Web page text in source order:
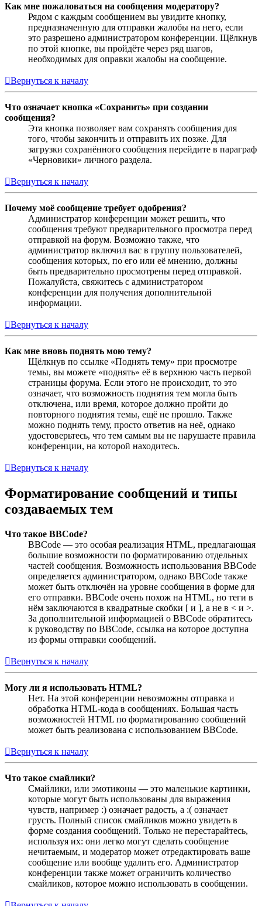
Как мне пожаловаться на сообщения модератору?
Рядом с каждым сообщением вы увидите кнопку,
предназначенную для отправки жалобы на него, если
это разрешено администратором конференции. Щёлкнув
по этой кнопке, вы пройдёте через ряд шагов,
необходимых для оправки жалобы на сообщение.
Вернуться к началу
Что означает кнопка «Сохранить» при создании
сообщения?
Эта кнопка позволяет вам сохранять сообщения для
того, чтобы закончить и отправить их позже. Для
загрузки сохранённого сообщения перейдите в параграф
«Черновики» личного раздела.
Вернуться к началу
Почему моё сообщение требует одобрения?
Администратор конференции может решить, что
сообщения требуют предварительного просмотра перед
отправкой на форум. Возможно также, что
администратор включил вас в группу пользователей,
сообщения которых, по его или её мнению, должны
быть предварительно просмотрены перед отправкой.
Пожалуйста, свяжитесь с администратором
конференции для получения дополнительной
информации.
Вернуться к началу
Как мне вновь поднять мою тему?
Щёлкнув по ссылке «Поднять тему» при просмотре
темы, вы можете «поднять» её в верхнюю часть первой
страницы форума. Если этого не происходит, то это
означает, что возможность поднятия тем могла быть
отключена, или время, которое должно пройти до
повторного поднятия темы, ещё не прошло. Также
можно поднять тему, просто ответив на неё, однако
удостоверьтесь, что тем самым вы не нарушаете правила
конференции, на которой находитесь.
Вернуться к началу
Форматирование сообщений и типы
создаваемых тем
Что такое BBCode?
BBCode — это особая реализация HTML, предлагающая
большие возможности по форматированию отдельных
частей сообщения. Возможность использования BBCode
определяется администратором, однако BBCode также
может быть отключён на уровне сообщения в форме для
его отправки. BBCode очень похож на HTML, но теги в
нём заключаются в квадратные скобки [ и ], а не в < и >.
За дополнительной информацией о BBCode обратитесь
к руководству по BBCode, ссылка на которое доступна
из формы отправки сообщений.
Вернуться к началу
Могу ли я использовать HTML?
Нет. На этой конференции невозможны отправка и
обработка HTML-кода в сообщениях. Большая часть
возможностей HTML по форматированию сообщений
может быть реализована с использованием BBCode.
Вернуться к началу
Что такое смайлики?
Смайлики, или эмотиконы — это маленькие картинки,
которые могут быть использованы для выражения
чувств, например :) означает радость, а :( означает
грусть. Полный список смайликов можно увидеть в
форме создания сообщений. Только не перестарайтесь,
используя их: они легко могут сделать сообщение
нечитаемым, и модератор может отредактировать ваше
сообщение или вообще удалить его. Администратор
конференции также может ограничить количество
смайликов, которое можно использовать в сообщении.